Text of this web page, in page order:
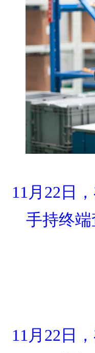
11月22日
手持终
11月22日